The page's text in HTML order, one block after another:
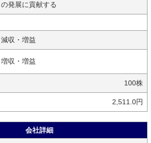
の発展に貢献する
減収・増益
増収・増益
100株
2,511.0円
会社詳細